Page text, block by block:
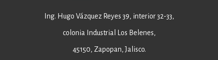
Ing. Hugo Vázquez Reyes 39, interior 32-33,
colonia Industrial Los Belenes,
45150, Zapopan, Jalisco.